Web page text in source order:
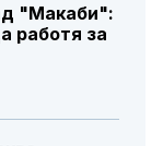
"Макаби":
работя за